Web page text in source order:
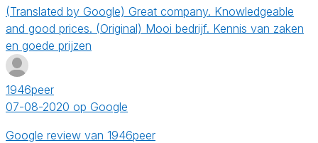
(Translated by Google) Great company. Knowledgeable
and good prices. (Original) Mooi bedrijf. Kennis van zaken
en goede prijzen
1946peer
07-08-2020 op Google
Google review van 1946peer